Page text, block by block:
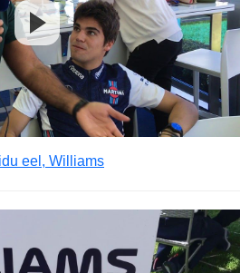
eel, Williams